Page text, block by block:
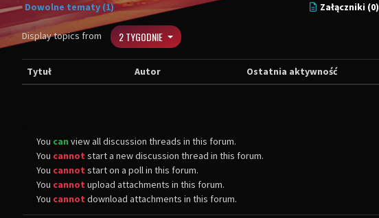
Dowolne tematy (1) Załączniki (0)
Display topics from 2 TYGODNIE
Tytuł Autor Ostatnia aktywność
You can view all discussion threads in this forum.
You cannot start a new discussion thread in this forum.
You cannot start on a poll in this forum.
You cannot upload attachments in this forum.
You cannot download attachments in this forum.